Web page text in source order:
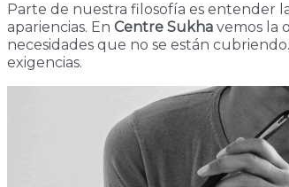
Parte de nuestra filosofía es entender
apariencias. En Centre Sukha vemos la
necesidades que no se están
exigencias.